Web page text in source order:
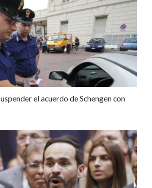
el acuerdo de Schengen con